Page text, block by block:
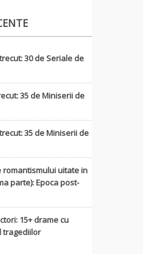
30 de Seriale de
35 de Miniserii de
35 de Miniserii de
romantismului uitate in
parte): Epoca post-
15+ drame cu
tragediilor